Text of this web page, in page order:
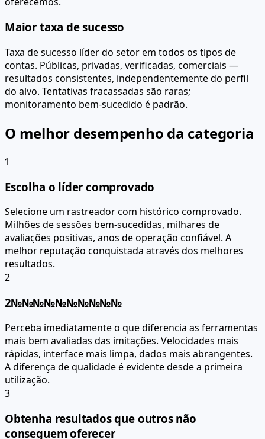
Maior taxa de sucesso
Taxa de sucesso líder do setor em todos os tipos de
contas. Públicas, privadas, verificadas, comerciais —
resultados consistentes, independentemente do perfil
do alvo. Tentativas fracassadas são raras;
monitoramento bem-sucedido é padrão.
O melhor desempenho da categoria
1
Escolha o líder comprovado
Selecione um rastreador com histórico comprovado.
Milhões de sessões bem-sucedidas, milhares de
avaliações positivas, anos de operação confiável. A
melhor reputação conquistada através dos melhores
resultados.
2
2№№№№№№№№№№
Perceba imediatamente o que diferencia as ferramentas
mais bem avaliadas das imitações. Velocidades mais
rápidas, interface mais limpa, dados mais abrangentes.
A diferença de qualidade é evidente desde a primeira
utilização.
3
Obtenha resultados que outros não
conseguem oferecer